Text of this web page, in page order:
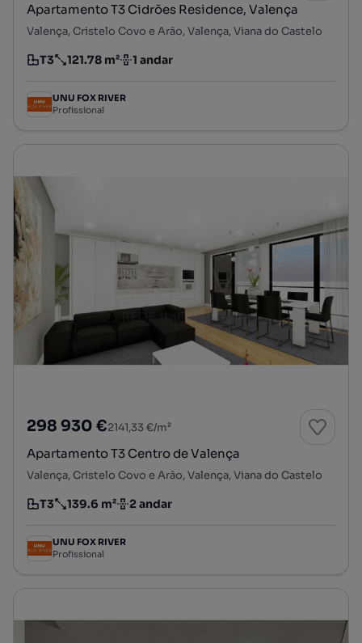
Apartamento T3 Cidrões Residence, Valença
Valença, Cristelo Covo e Arão, Valença, Viana do Castelo
Tipologia
T3
Preço por metro quadrado
121.78 m²
Andar 1 andar
UNU FOX RIVER
Profissional
298 930 €2141,33 €/m²
Apartamento T3 Centro de Valença
Valença, Cristelo Covo e Arão, Valença, Viana do Castelo
Tipologia
T3
Preço por metro quadrado
139.6 m²
Andar 2 andar
UNU FOX RIVER
Profissional